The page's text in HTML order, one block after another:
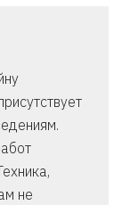
не